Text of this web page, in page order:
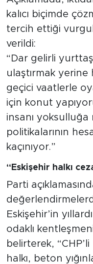
kalıcı biçimde
tercih ettiği
verildi:
“Dar gelirli
ulaştırmak
geçici vaatlerle
için konut
insanı
politikalarının
kaçınıyor.”
“Eskişehir halkı
Parti
Eskişehir’in
odaklı
belirterek,
halkı, beton